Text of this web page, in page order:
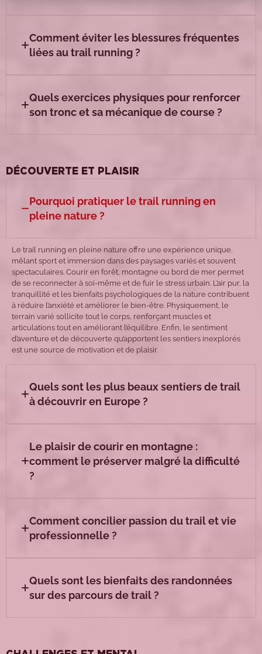
Comment éviter les blessures fréquentes
liées au trail running ?
Quels exercices physiques pour renforcer
son tronc et sa mécanique de course ?
DÉCOUVERTE ET PLAISIR
Pourquoi pratiquer le trail running en
pleine nature ?
Le trail running en pleine nature offre une expérience unique,
mêlant sport et immersion dans des paysages variés et souvent
spectaculaires. Courir en forêt, montagne ou bord de mer permet
de se reconnecter à soi-même et de fuir le stress urbain. L’air pur, la
tranquillité et les bienfaits psychologiques de la nature contribuent
à réduire l’anxiété et améliorer le bien-être. Physiquement, le
terrain varié sollicite tout le corps, renforçant muscles et
articulations tout en améliorant l’équilibre. Enfin, le sentiment
d’aventure et de découverte qu’apportent les sentiers inexplorés
est une source de motivation et de plaisir.
Quels sont les plus beaux sentiers de trail
à découvrir en Europe ?
Le plaisir de courir en montagne :
comment le préserver malgré la difficulté
?
Comment concilier passion du trail et vie
professionnelle ?
Quels sont les bienfaits des randonnées
sur des parcours de trail ?